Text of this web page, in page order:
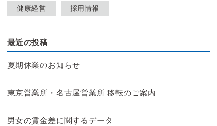
健康経営 採用情報
最近の投稿
夏期休業のお知らせ
東京営業所・名古屋営業所 移転のご案内
男女の賃金差に関するデータ